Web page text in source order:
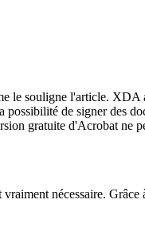
le souligne l'article. XDA
de signer des
gratuite d'Acrobat ne
nécessaire.